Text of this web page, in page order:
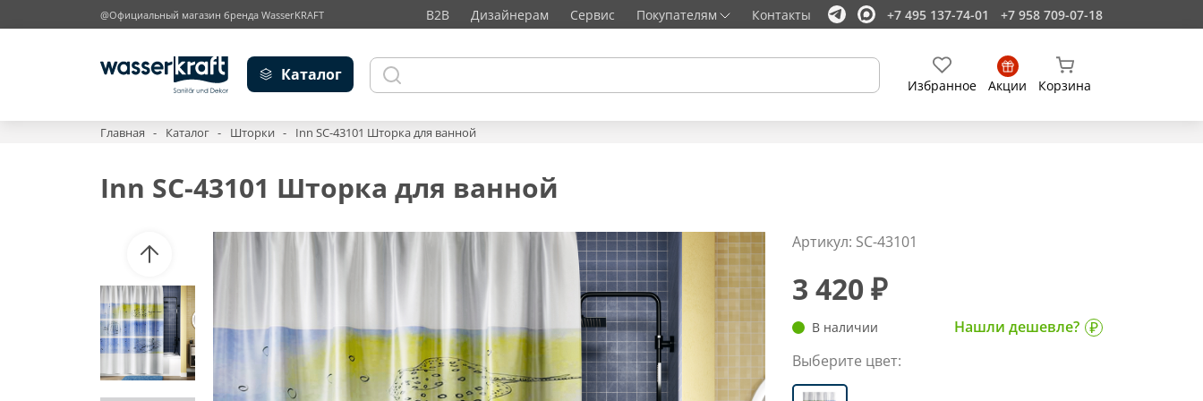
@Официальный магазин бренда WasserKRAFT B2B Дизайнерам Сервис Покупателям Контакты +7 495 137-74-01 +7 958 709-07-18
Каталог
Избранное Акции Корзина
Главная Каталог Шторки Inn SC-43101 Шторка для ванной
Inn SC-43101 Шторка для ванной
Артикул: SC-43101
3 420 ₽
В наличии
Нашли дешевле?
Выберите цвет: